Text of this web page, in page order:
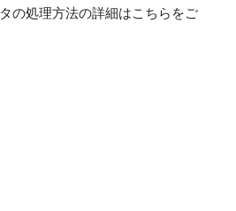
の処理方法の詳細はこちらをご